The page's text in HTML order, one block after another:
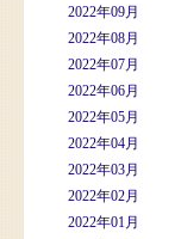
2022年09月
2022年08月
2022年07月
2022年06月
2022年05月
2022年04月
2022年03月
2022年02月
2022年01月